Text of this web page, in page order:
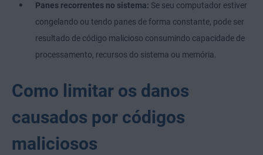
Panes recorrentes no sistema: Se seu computador estiver
congelando ou tendo panes de forma constante, pode ser
resultado de código malicioso consumindo capacidade de
processamento, recursos do sistema ou memória.
Como limitar os danos
causados por códigos
maliciosos